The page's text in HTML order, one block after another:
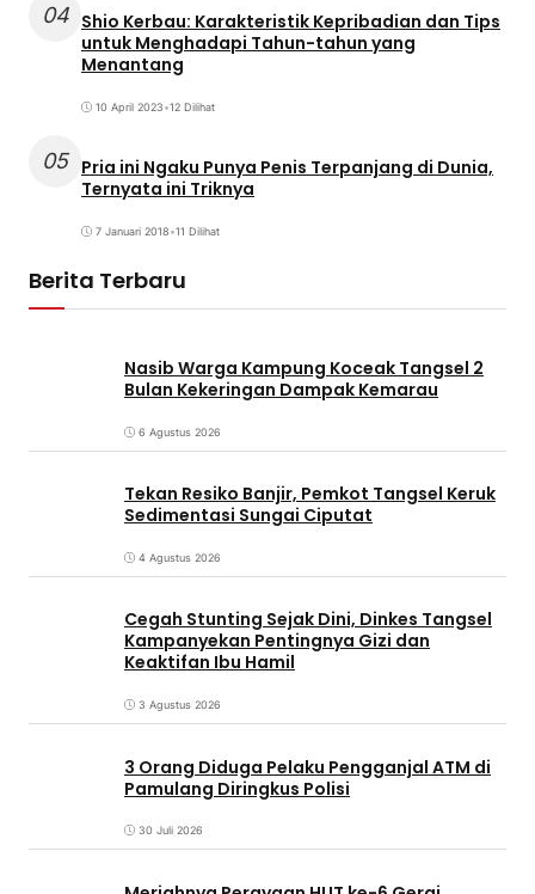
04 Shio Kerbau: Karakteristik Kepribadian dan Tips
untuk Menghadapi Tahun-tahun yang
Menantang
10 April 2023•12 Dilihat
05 Pria ini Ngaku Punya Penis Terpanjang di Dunia,
Ternyata ini Triknya
7 Januari 2018•11 Dilihat
Berita Terbaru
Nasib Warga Kampung Koceak Tangsel 2
Bulan Kekeringan Dampak Kemarau
6 Agustus 2026
Tekan Resiko Banjir, Pemkot Tangsel Keruk
Sedimentasi Sungai Ciputat
4 Agustus 2026
Cegah Stunting Sejak Dini, Dinkes Tangsel
Kampanyekan Pentingnya Gizi dan
Keaktifan Ibu Hamil
3 Agustus 2026
3 Orang Diduga Pelaku Pengganjal ATM di
Pamulang Diringkus Polisi
30 Juli 2026